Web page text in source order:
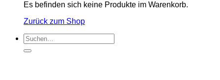
Es befinden sich keine Produkte im Warenkorb.
Zurück zum Shop
Suchen
nach: